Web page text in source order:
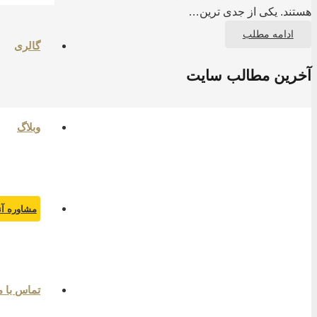
گالری
وبلاگ
مشاوره
تماس با
هستند. یکی از جدی ترین…
ادامه مطلب
آخرین مطالب سایت